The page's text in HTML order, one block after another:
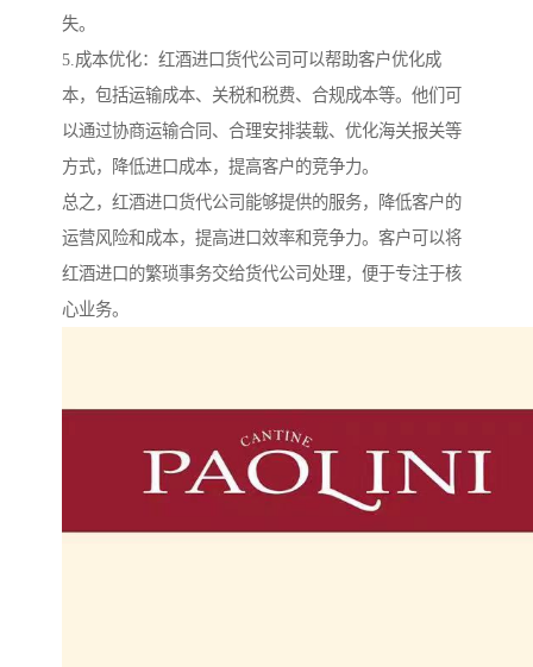
失。
5.成本优化：红酒进口货代公司可以帮助客户优化成
本，包括运输成本、关税和税费、合规成本等。他们可
以通过协商运输合同、合理安排装载、优化海关报关等
方式，降低进口成本，提高客户的竞争力。
总之，红酒进口货代公司能够提供的服务，降低客户的
运营风险和成本，提高进口效率和竞争力。客户可以将
红酒进口的繁琐事务交给货代公司处理，便于专注于核
心业务。